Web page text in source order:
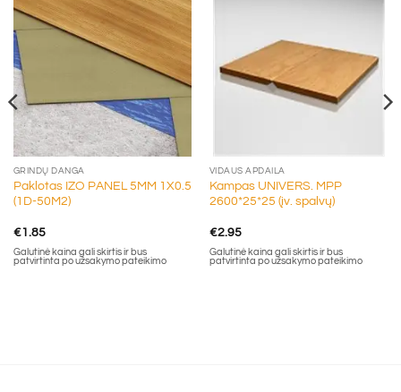
GRINDŲ DANGA
Paklotas IZO PANEL 5MM 1X0.5
(1D-50M2)
€1.85
Galutinė kaina gali skirtis ir bus
patvirtinta po užsakymo pateikimo
VIDAUS APDAILA
Kampas UNIVERS. MPP
2600*25*25 (įv. spalvų)
€2.95
Galutinė kaina gali skirtis ir bus
patvirtinta po užsakymo pateikimo